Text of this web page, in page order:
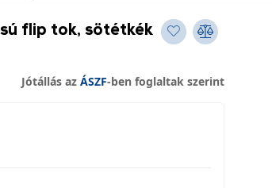
flip tok, sötétkék
Jótállás az ÁSZF-ben foglaltak szerint